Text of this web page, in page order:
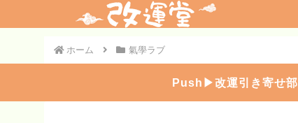
ホーム 氣學ラブ
Push▶︎改運引き寄せ部